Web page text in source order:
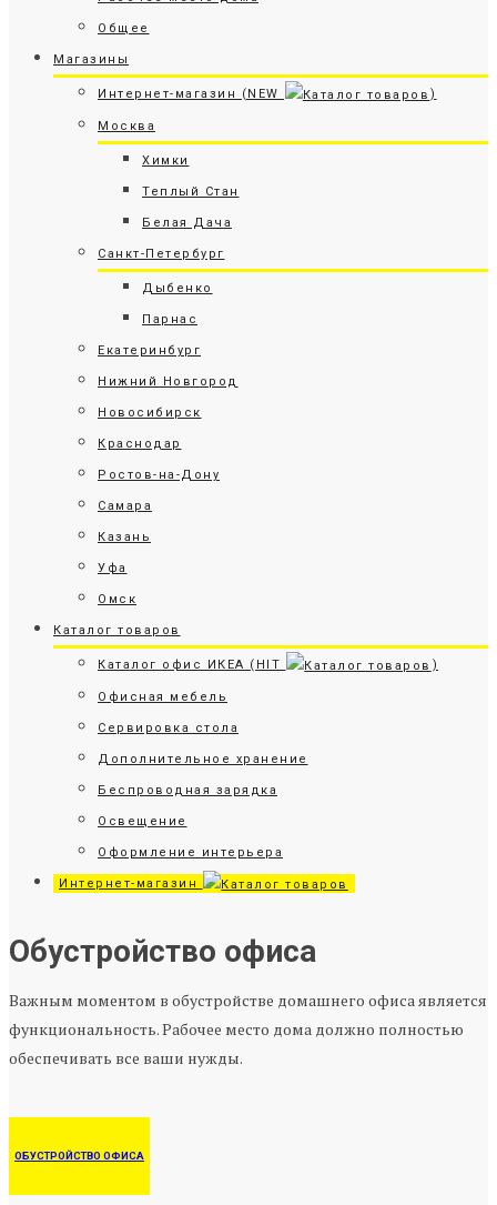
Общее
Магазины
Интернет-магазин (NEW )
Москва
Химки
Теплый Стан
Белая Дача
Санкт-Петербург
Дыбенко
Парнас
Екатеринбург
Нижний Новгород
Новосибирск
Краснодар
Ростов-на-Дону
Самара
Казань
Уфа
Омск
Каталог товаров
Каталог офис ИКЕА (HIT )
Офисная мебель
Сервировка стола
Дополнительное хранение
Беспроводная зарядка
Освещение
Оформление интерьера
Интернет-магазин
Обустройство офиса
Важным моментом в обустройстве домашнего офиса является
функциональность. Рабочее место дома должно полностью
обеспечивать все ваши нужды.
ОБУСТРОЙСТВО ОФИСА